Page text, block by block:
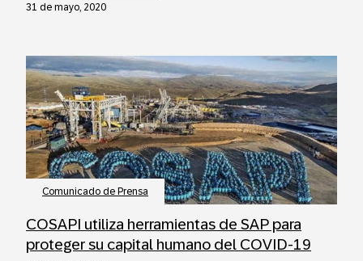
31 de mayo, 2020
Comunicado de Prensa
COSAPI utiliza herramientas de SAP para
proteger su capital humano del COVID-19